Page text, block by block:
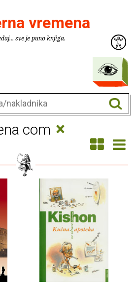
vremena
sve je puno knjiga.
com ×